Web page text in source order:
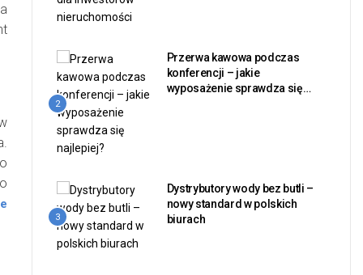
2
Przerwa kawowa podczas
konferencji – jakie
wyposażenie sprawdza się
3
Dystrybutory wody bez butli –
nowy standard w polskich
biurach